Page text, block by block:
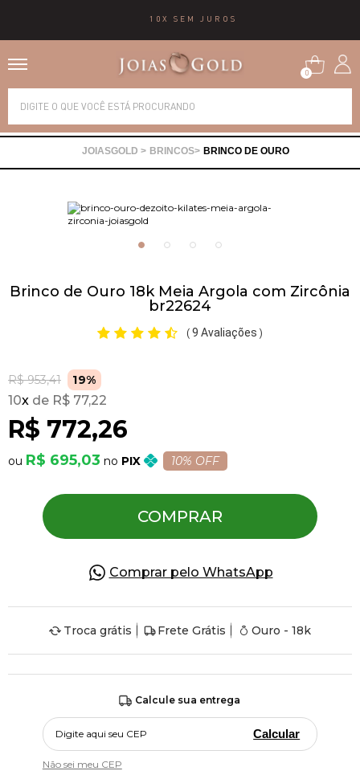
10X SEM JUROS
0
BRINCOS BRINCO DE OURO
Brinco de Ouro 18k Meia Argola com Zircônia
br22624
( 9 Avaliações )
R$ 953,41 19%
R$ 772,26
10x R$ 77,22
R$ 695,03 PIX 10% OFF
COMPRAR
Comprar pelo WhatsApp
Troca grátis Frete Grátis Ouro - 18k
Calcule sua entrega
Calcular
Não sei meu CEP
Alianças
Brincos
Pulseiras
Piercing
Pedras Preciosas